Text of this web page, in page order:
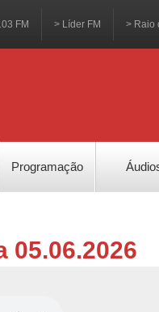
FM > Líder FM > Raio
Programação
05.06.2026